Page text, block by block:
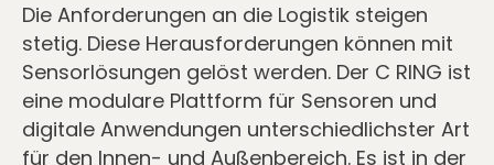
Die Anforderungen an die Logistik steigen
stetig. Diese Herausforderungen können mit
Sensorlösungen gelöst werden. Der C RING ist
eine modulare Plattform für Sensoren und
digitale Anwendungen unterschiedlichster Art
für den Innen- und Außenbereich. Es ist in der